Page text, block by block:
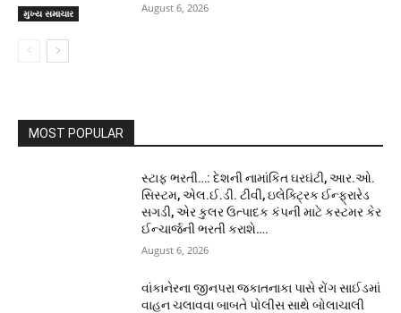
મુખ્ય સમાચાર August 6, 2026
MOST POPULAR
સ્ટાફ ભરતી…: દેશની નામાંકિત ઘરઘંટી, આર.ઓ.
સિસ્ટમ, એલ.ઈ.ડી. ટીવી, ઇલેક્ટ્રિક ઈન્ફ્રારેડ
સગડી, એર કુલર ઉત્પાદક કંપની માટે કસ્ટમર કેર
ઈન્ચાર્જની ભરતી કરાશે….
August 6, 2026
વાંકાનેરના જીનપરા જકાતનાકા પાસે રોંગ સાઈડમાં
વાહન ચલાવવા બાબતે પોલીસ સાથે બોલાચાલી